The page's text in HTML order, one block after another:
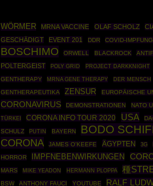
WÖRMER
MRNA VACCINE OLAF SCHOLZ
GESCHÄDIGT EVENT 201 DDR COVID-IMPFUNG
BOSCHIMO ORWELL BLACKROCK
POLTERGEIST POLY GRID PROJECT DARKKNIGHT
GENTHERAPY
MRNA GENE THERAPY DER MENSCH
GENTHERAPEUTIKA
ZENSUR EUROPÄISCHE
CORONAVIRUS DEMONSTRATIONEN NATO
TÜRKEI CORONA INFO TOUR 2020 USA
SCHULZ
PUTIN BAYERN BODO
CORONA JAMES O'KEEFE ÄGYPTEN 3G
HORROR
IMPFNEBENWIRKUNGEN
MARS MIKE YEADON HERMANN PLOPPA 種
BSW
ANTHONY FAUCI YOUTUBE RALF